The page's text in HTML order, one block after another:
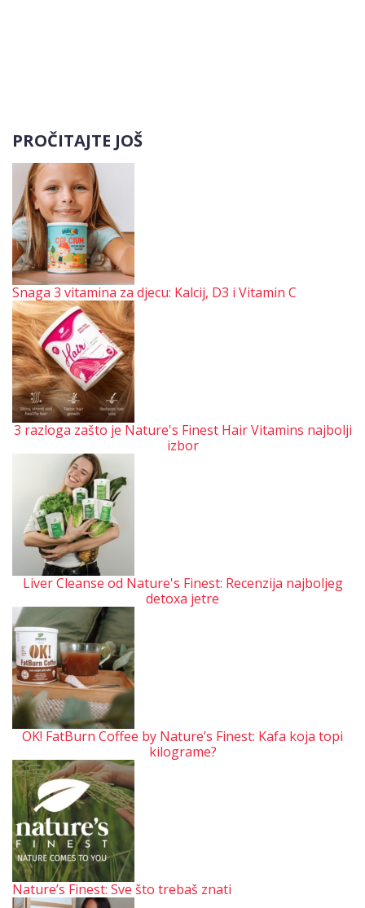
PROČITAJTE JOŠ
Snaga 3 vitamina za djecu: Kalcij, D3 i Vitamin C
3 razloga zašto je Nature's Finest Hair Vitamins najbolji
izbor
Liver Cleanse od Nature's Finest: Recenzija najboljeg
detoxa jetre
OK! FatBurn Coffee by Nature’s Finest: Kafa koja topi
kilograme?
Nature’s Finest: Sve što trebaš znati